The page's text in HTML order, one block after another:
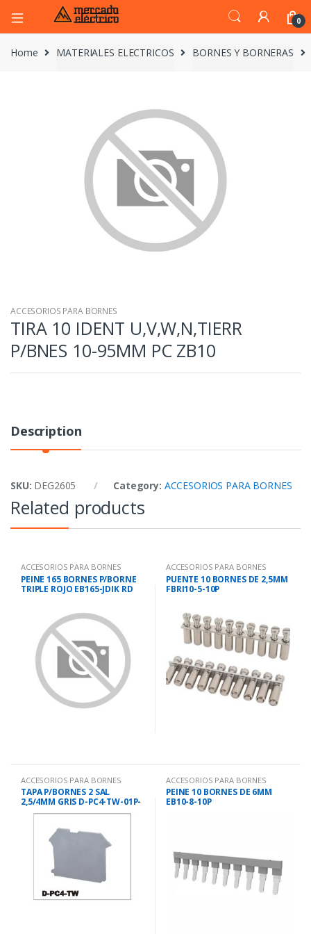
0
Home MATERIALES ELECTRICOS BORNES Y BORNERAS
ACCESORIOS PARA BORNES
TIRA 10 IDENT U,V,W,N,TIERR
P/BNES 10-95MM PC ZB10
Description
SKU: DEG2605 Category: ACCESORIOS PARA BORNES
Related products
ACCESORIOS PARA BORNES
PEINE 165 BORNES P/BORNE
TRIPLE ROJO EB165-JDIK RD
ACCESORIOS PARA BORNES
PUENTE 10 BORNES DE 2,5MM
FBRI10-5-10P
ACCESORIOS PARA BORNES
TAPA P/BORNES 2 SAL
2,5/4MM GRIS D-PC4-TW-01P-
ACCESORIOS PARA BORNES
PEINE 10 BORNES DE 6MM
EB10-8-10P